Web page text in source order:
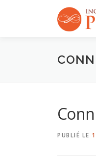
PUBLIÉ LE